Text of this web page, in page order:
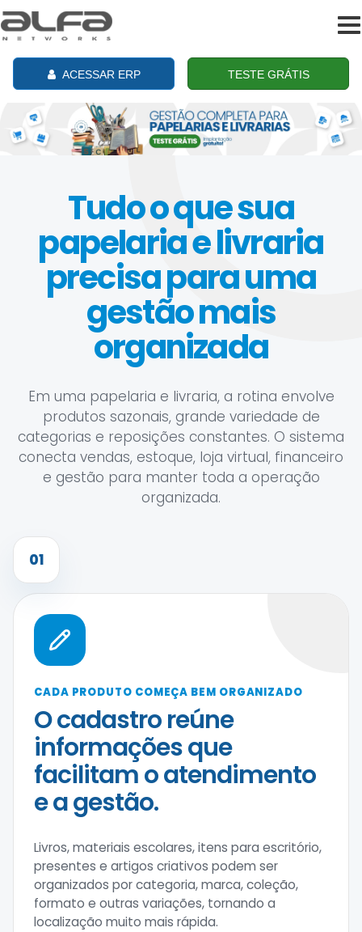
ACESSAR ERP TESTE GRÁTIS
Tudo o que sua
papelaria e livraria
precisa para uma
gestão mais
organizada
Em uma papelaria e livraria, a rotina envolve
produtos sazonais, grande variedade de
categorias e reposições constantes. O sistema
conecta vendas, estoque, loja virtual, financeiro
e gestão para manter toda a operação
organizada.
01
CADA PRODUTO COMEÇA BEM ORGANIZADO
O cadastro reúne
informações que
facilitam o atendimento
e a gestão.
Livros, materiais escolares, itens para escritório,
presentes e artigos criativos podem ser
organizados por categoria, marca, coleção,
formato e outras variações, tornando a
localização muito mais rápida.